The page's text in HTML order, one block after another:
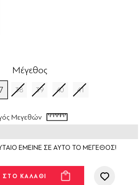
Μέγεθος
38 39 40 41
Μεγεθών
ΕΜΕΙΝΕ ΣΕ ΑΥΤΟ ΤΟ ΜΕΓΕΘΟΣ!